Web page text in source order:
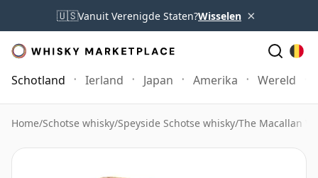
🇺🇸Vanuit Verenigde Staten?Wisselen ×
Schotland Ierland Japan Amerika Wereld
Home/Schotse whisky/Speyside Schotse whisky/The Macallan